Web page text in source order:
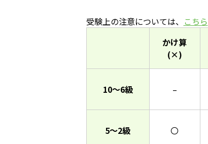
受験上の注意については、 こちら
かけ算
(×)
10～6級 –
5～2級 〇